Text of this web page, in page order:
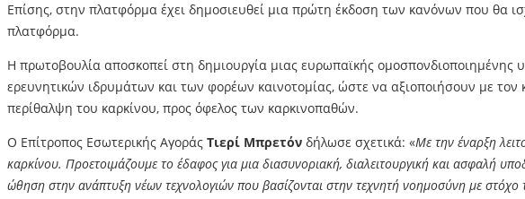
Επίσης, στην πλατφόρμα έχει δημοσιευθεί μια πρώτη έκδοση των κανόνων που θα
πλατφόρμα.
Η πρωτοβουλία αποσκοπεί στη δημιουργία μιας ευρωπαϊκής
ερευνητικών ιδρυμάτων και των φορέων καινοτομίας, ώστε να αξιοποιήσουν με
περίθαλψη του καρκίνου, προς όφελος των καρκινοπαθών.
Ο Επίτροπος Εσωτερικής Αγοράς Τιερί Μπρετόν δήλωσε σχετικά: «Με την έναρξη
καρκίνου. Προετοιμάζουμε το έδαφος για μια διασυνοριακή, διαλειτουργική και ασφαλή
ώθηση στην ανάπτυξη νέων τεχνολογιών που βασίζονται στην τεχνητή νοημοσύνη με